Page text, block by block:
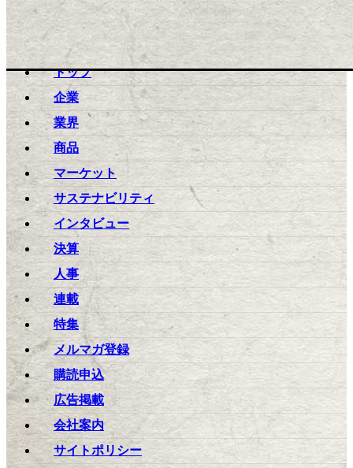
toggle navigation
ログイン
トップ
企業
業界
商品
マーケット
サステナビリティ
インタビュー
決算
人事
連載
特集
メルマガ登録
購読申込
広告掲載
会社案内
サイトポリシー